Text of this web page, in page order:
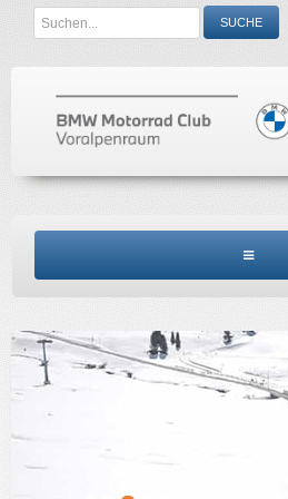
Search
...
SUCHE
CLUBINFO
TERMINE